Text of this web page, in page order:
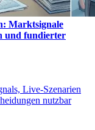
Marktsignale
und fundierter
Live-Szenarien
nutzbar